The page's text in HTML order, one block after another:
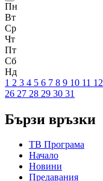
Пн
Вт
Ср
Чт
Пт
Сб
Нд
1 2 3 4 5 6 7 8 9 10 11 12
26 27 28 29 30 31
Бързи връзки
ТВ Програма
Начало
Новини
Предавания